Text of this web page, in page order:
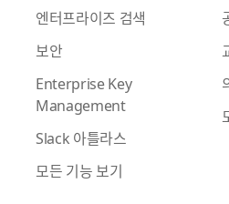
엔터프라이즈 검색
보안
Enterprise Key
Management
Slack 아틀라스
모든 기능 보기